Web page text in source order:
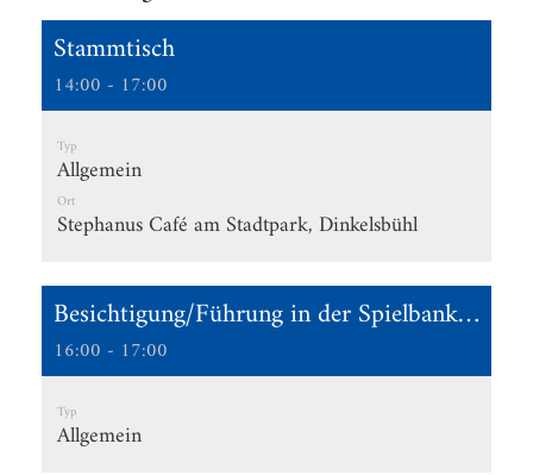
Stammtisch
14:00 - 17:00
Typ
Allgemein
Ort
Stephanus Café am Stadtpark, Dinkelsbühl
Besichtigung/Führung in der Spielbank Feuchtwangen
16:00 - 17:00
Typ
Allgemein